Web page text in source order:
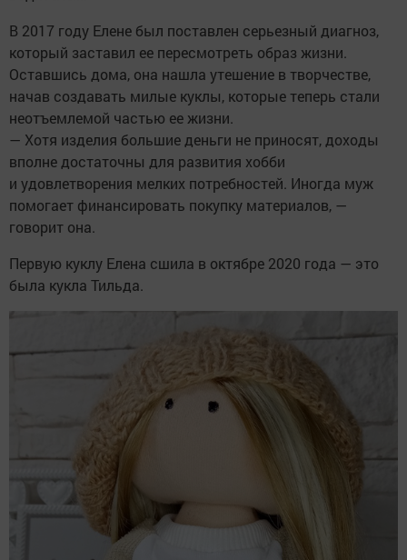
В 2017 году Елене был поставлен серьезный диагноз,
который заставил ее пересмотреть образ жизни.
Оставшись дома, она нашла утешение в творчестве,
начав создавать милые куклы, которые теперь стали
неотъемлемой частью ее жизни.
— Хотя изделия большие деньги не приносят, доходы
вполне достаточны для развития хобби
и удовлетворения мелких потребностей. Иногда муж
помогает финансировать покупку материалов, —
говорит она.
Первую куклу Елена сшила в октябре 2020 года — это
была кукла Тильда.